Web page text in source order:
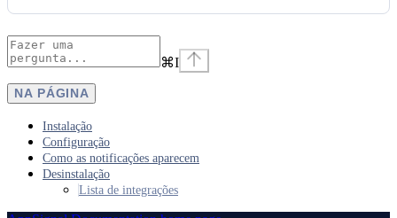
⌘I
NA PÁGINA
Instalação
Configuração
Como as notificações aparecem
Desinstalação
Lista de integrações